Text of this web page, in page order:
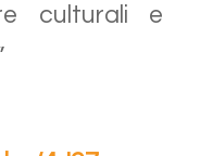
culturali e